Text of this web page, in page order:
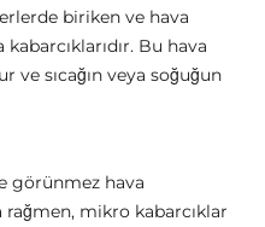
biriken ve hava
Bu hava
ve sıcağın veya soğuğun
görünmez hava
rağmen, mikro kabarcıklar